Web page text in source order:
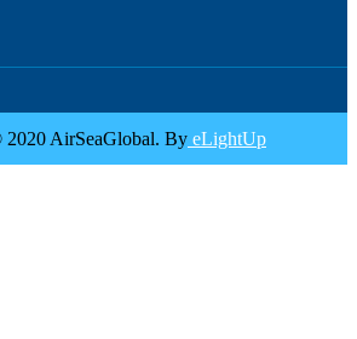
AirSeaGlobal. By eLightUp